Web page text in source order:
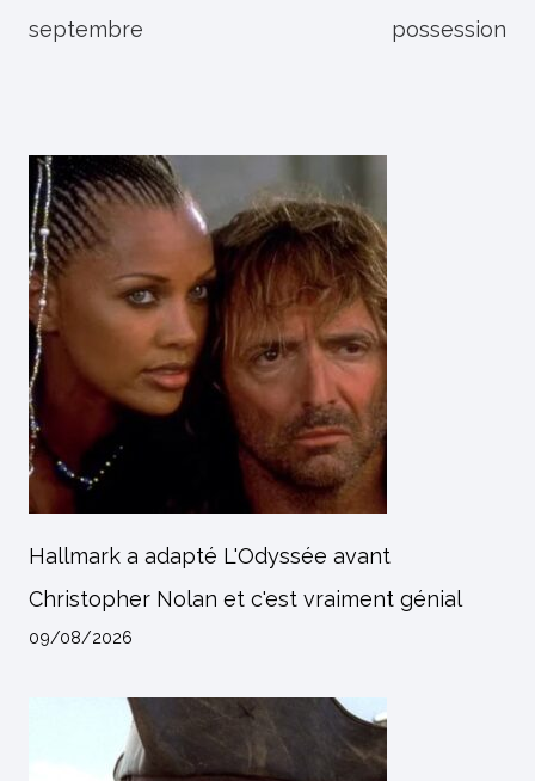
septembre
possession
Hallmark a adapté L'Odyssée avant
Christopher Nolan et c'est vraiment génial
09/08/2026